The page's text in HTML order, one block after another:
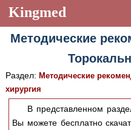
Kingmed
Учебный материал
Видеогалерея 899
Фотогалерея
Истории болезней 1268
Пароль
Восстановить пароль
Методические
Раздел: Методические
хирургия
В представленном
Вы можете бесплатно